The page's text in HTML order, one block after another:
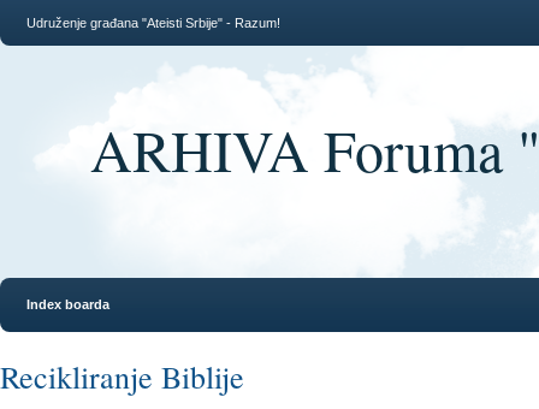
Udruženje građana "Ateisti Srbije" - Razum!
ARHIVA Foruma
Index boarda
Recikliranje Biblije